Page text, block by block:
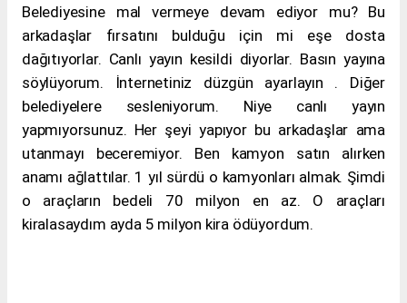
Belediyesine mal vermeye devam ediyor mu? Bu
arkadaşlar fırsatını bulduğu için mi eşe dosta
dağıtıyorlar. Canlı yayın kesildi diyorlar. Basın yayına
söylüyorum. İnternetiniz düzgün ayarlayın . Diğer
belediyelere sesleniyorum. Niye canlı yayın
yapmıyorsunuz. Her şeyi yapıyor bu arkadaşlar ama
utanmayı beceremiyor. Ben kamyon satın alırken
anamı ağlattılar. 1 yıl sürdü o kamyonları almak. Şimdi
o araçların bedeli 70 milyon en az. O araçları
kiralasaydım ayda 5 milyon kira ödüyordum.